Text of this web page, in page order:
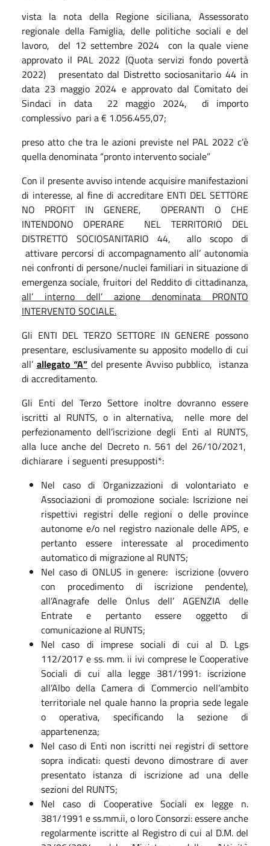
vista la nota della Regione siciliana, Assessorato
regionale della Famiglia, delle politiche sociali e del
lavoro, del 12 settembre 2024 con la quale viene
approvato il PAL 2022 (Quota servizi fondo povertà
2022) presentato dal Distretto sociosanitario 44 in
data 23 maggio 2024 e approvato dal Comitato dei
Sindaci in data 22 maggio 2024, di importo
complessivo pari a € 1.056.455,07;
preso atto che tra le azioni previste nel PAL 2022 c’è
quella denominata “pronto intervento sociale”
Con il presente avviso intende acquisire manifestazioni
di interesse, al fine di accreditare ENTI DEL SETTORE
NO PROFIT IN GENERE, OPERANTI O CHE
INTENDONO OPERARE NEL TERRITORIO DEL
DISTRETTO SOCIOSANITARIO 44, allo scopo di
attivare percorsi di accompagnamento all’ autonomia
nei confronti di persone/nuclei familiari in situazione di
emergenza sociale, fruitori del Reddito di cittadinanza,
all’ interno dell’ azione denominata PRONTO
INTERVENTO SOCIALE.
Gli ENTI DEL TERZO SETTORE IN GENERE possono
presentare, esclusivamente su apposito modello di cui
all’ allegato “A” del presente Avviso pubblico, istanza
di accreditamento.
Gli Enti del Terzo Settore inoltre dovranno essere
iscritti al RUNTS, o in alternativa, nelle more del
perfezionamento dell’iscrizione degli Enti al RUNTS,
alla luce anche del Decreto n. 561 del 26/10/2021,
dichiarare i seguenti presupposti*:
Nel caso di Organizzazioni di volontariato e
Associazioni di promozione sociale: Iscrizione nei
rispettivi registri delle regioni o delle province
autonome e/o nel registro nazionale delle APS, e
pertanto essere interessate al procedimento
automatico di migrazione al RUNTS;
Nel caso di ONLUS in genere: iscrizione (ovvero
con procedimento di iscrizione pendente),
all’Anagrafe delle Onlus dell’ AGENZIA delle
Entrate e pertanto essere oggetto di
comunicazione al RUNTS;
Nel caso di imprese sociali di cui al D. Lgs
112/2017 e ss. mm. ii ivi comprese le Cooperative
Sociali di cui alla legge 381/1991: iscrizione
all’Albo della Camera di Commercio nell’ambito
territoriale nel quale hanno la propria sede legale
o operativa, specificando la sezione di
appartenenza;
Nel caso di Enti non iscritti nei registri di settore
sopra indicati: questi devono dimostrare di aver
presentato istanza di iscrizione ad una delle
sezioni del RUNTS;
Nel caso di Cooperative Sociali ex legge n.
381/1991 e ss.mm.ii, o loro Consorzi: essere anche
regolarmente iscritte al Registro di cui al D.M. del